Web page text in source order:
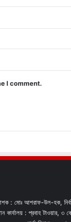
I comment.
: মোঃ আশরাফ-উল-হক,
কার্যালয় : প্রবাহ টাওয়ার, ৩